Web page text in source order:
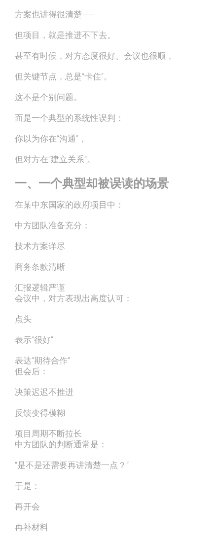
方案也讲得很清楚——
但项目，就是推进不下去。
甚至有时候，对方态度很好、会议也很顺，
但关键节点，总是“卡住”。
这不是个别问题。
而是一个典型的系统性误判：
你以为你在“沟通”，
但对方在“建立关系”。
一、一个典型却被误读的场景
在某中东国家的政府项目中：
中方团队准备充分：
技术方案详尽
商务条款清晰
汇报逻辑严谨
会议中，对方表现出高度认可：
点头
表示“很好”
表达“期待合作”
但会后：
决策迟迟不推进
反馈变得模糊
项目周期不断拉长
中方团队的判断通常是：
“是不是还需要再讲清楚一点？”
于是：
再开会
再补材料